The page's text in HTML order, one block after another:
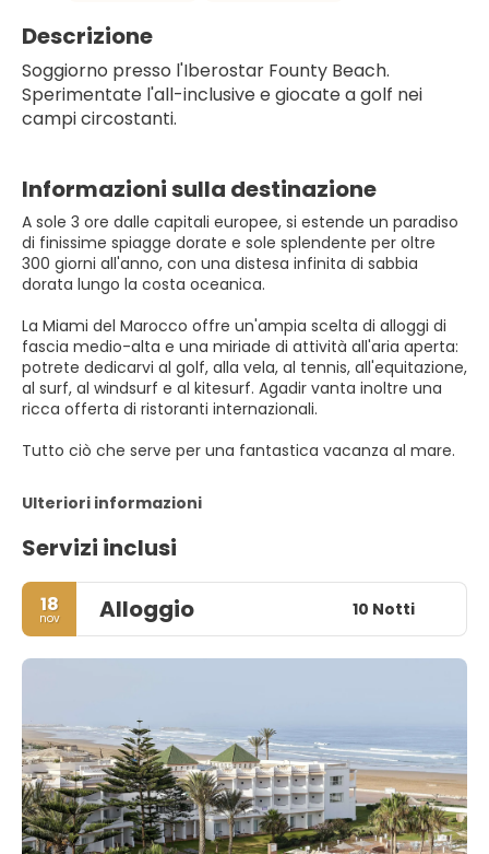
Descrizione
Soggiorno presso l'Iberostar Founty Beach.
Sperimentate l'all-inclusive e giocate a golf nei
campi circostanti.
Informazioni sulla destinazione
A sole 3 ore dalle capitali europee, si estende un paradiso
di finissime spiagge dorate e sole splendente per oltre
300 giorni all'anno, con una distesa infinita di sabbia
dorata lungo la costa oceanica.
La Miami del Marocco offre un'ampia scelta di alloggi di
fascia medio-alta e una miriade di attività all'aria aperta:
potrete dedicarvi al golf, alla vela, al tennis, all'equitazione,
al surf, al windsurf e al kitesurf. Agadir vanta inoltre una
ricca offerta di ristoranti internazionali.
Tutto ciò che serve per una fantastica vacanza al mare.
Ulteriori informazioni
Servizi inclusi
18
nov Alloggio 10 Notti